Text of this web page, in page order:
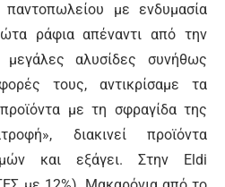
με ενδυμασία
ράφια απέναντι από την
αλυσίδες συνήθως
τους, αντικρίσαμε τα
με τη σφραγίδα της
διακινεί προϊόντα
και εξάγει. Στην Eldi